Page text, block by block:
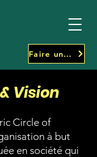
Faire un don
Vision
Circle of
à but
en société qui